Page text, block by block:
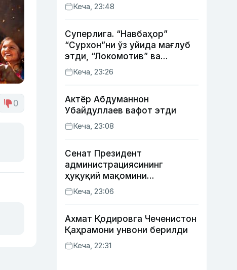
0
Кеча, 23:48
Суперлига. “Навбаҳор”
“Сурхон”ни ўз уйида мағлуб
этди, “Локомотив” ва
“Хоразм” уйда ғалаба
қозонди
Кеча, 23:26
Актёр Абду­маннон
Убайдуллаев вафот этди
Кеча, 23:08
Сенат Президент
администрациясининг
ҳуқуқий мақомини
белгиловчи конституциявий
қонунни маъқуллади
Кеча, 23:06
Ахмат Қодировга Чеченистон
Қаҳрамони унвони берилди
Кеча, 22:31